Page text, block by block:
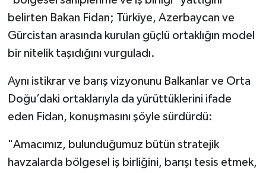
belirten Bakan Fidan; Türkiye, Azerbaycan ve
Gürcistan arasında kurulan güçlü ortaklığın model
bir nitelik taşıdığını vurguladı.
Aynı istikrar ve barış vizyonunu Balkanlar ve Orta
Doğu’daki ortaklarıyla da yürüttüklerini ifade
eden Fidan, konuşmasını şöyle sürdürdü:
"Amacımız, bulunduğumuz bütün stratejik
havzalarda bölgesel iş birliğini, barışı tesis etmek,